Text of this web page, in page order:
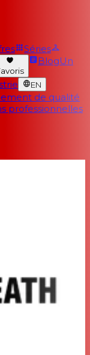
Séries
BlogUn
EN
de qualité
professionnelles